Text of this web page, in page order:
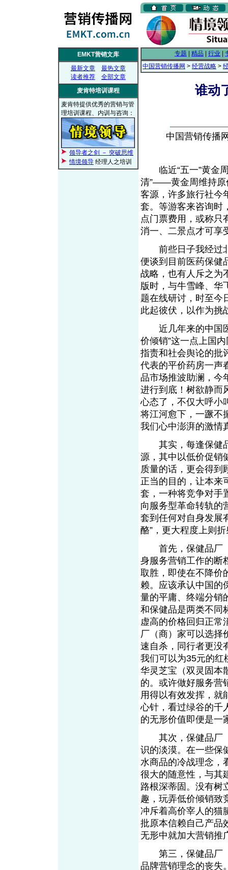
EMKT营销文库
最新文章
最热文章
读者推荐
全部文章
麦肯特培训课程
麦肯特提供优秀的营销与管
理培训课程、内训与咨询：
领导者之剑 － 突破思维
情境领导 经理人之培训
专题 精品 行业
中国营销传播网 > 经营战略 >
谁动
中国营销传播
临近“五一”黄金周
清”——黄金周维持原
客源，许多旅行社今
套。等游客来咨询时
点门票费用，或称只
消一、二景点才可享
前些日子我经过北
便谈到目前医药保健
战略，也有人斥之为
版时，与牛雪峰、华
题在线研讨，时至今
此起彼伏，以作为挑
近几年来的中国医
价倾销”这一点上国
指责和社会舆论的批
代表的平价药房一声
品市场推波助澜，今
进行到底！树欲静而
心态了，不仅大呼小
将江河愈下，一蹶不
我们心中澎湃的激情
其实，每逢保健品
源，其中以低价促销
质量的话，更会得到
正当的目的，让本来
套，一种将竞争对手
向服务型革命转轨的
套到任何对自身发展
酪”，更大程度上则
首先，保健品厂（
身服务营销工作的断
取胜，即使在不降价
赖。应该承认中国的
量的平庸、终端分销
和保健品是两类不同
虚高的价格回归正常
厂（商）家可以选择
速自杀，同行者更没
我们可以为35元的红
华灵芝宝（双灵固本
的。或许做好服务营
用得以有效发挥，就
心针，看过绿谷的千
的无形价值即便是一
其次，保健品厂（
识的淡漠。在一些保
水商品的冷战理念，
很大的随意性，与其
路根深蒂固。没有树
趣，玩弄低价倾销致
冲斥着高价宰人的猫
批原本信赖自己产品
无形中就加大营销推
第三，保健品厂（
品牌营销理念的丧失